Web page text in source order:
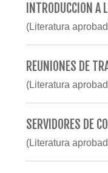
INTRODUCCION A
(Literatura
REUNIONES DE
(Literatura
SERVIDORES DE
(Literatura